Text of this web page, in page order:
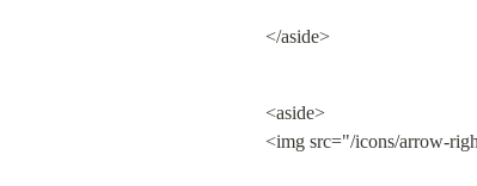
</aside>
<aside>
<img src="/icons/arrow-